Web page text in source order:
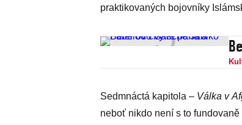
praktikovaných bojovníky
Sedmnáctá kapitola – Válka v
neboť nikdo není s to